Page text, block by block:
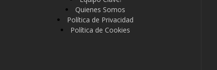
Quienes Somos
Política de Privacidad
Política de Cookies